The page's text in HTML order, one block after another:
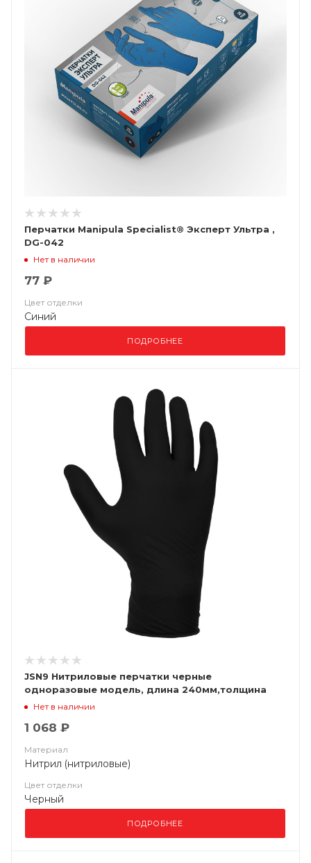
Перчатки Manipula Specialist® Эксперт Ультра ,
DG-042
Нет в наличии
77 ₽
Цвет отделки
Синий
ПОДРОБНЕЕ
JSN9 Нитриловые перчатки черные
одноразовые модель, длина 240мм,толщина
0,15мм, (уп. 100шт) Jeta Saf
Нет в наличии
1 068 ₽
Материал
Нитрил (нитриловые)
Цвет отделки
Черный
ПОДРОБНЕЕ